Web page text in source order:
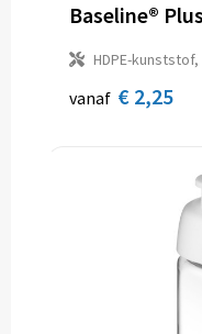
HDPE-
vanaf € 2,25